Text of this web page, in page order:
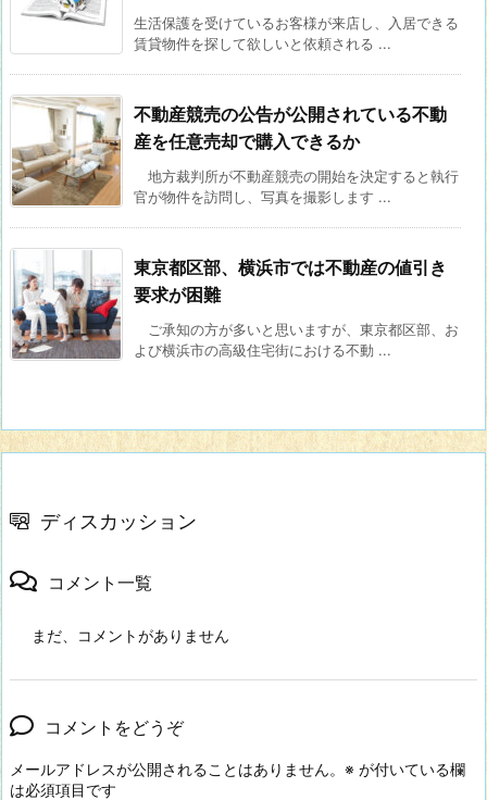
生活保護を受けているお客様が来店し、入居できる
賃貸物件を探して欲しいと依頼される ...
不動産競売の公告が公開されている不動
産を任意売却で購入できるか
地方裁判所が不動産競売の開始を決定すると執行
官が物件を訪問し、写真を撮影します ...
東京都区部、横浜市では不動産の値引き
要求が困難
ご承知の方が多いと思いますが、東京都区部、お
よび横浜市の高級住宅街における不動 ...
ディスカッション
コメント一覧
まだ、コメントがありません
コメントをどうぞ
メールアドレスが公開されることはありません。 ※ が付いている欄
は必須項目です